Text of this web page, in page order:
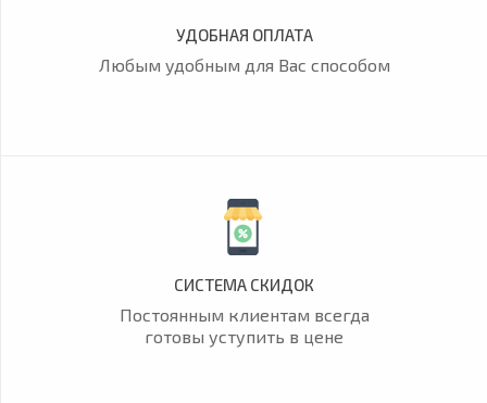
УДОБНАЯ ОПЛАТА
Любым удобным для Вас способом
СИСТЕМА СКИДОК
Постоянным клиентам всегда
готовы уступить в цене